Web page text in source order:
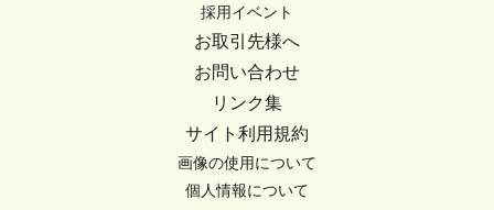
採用イベント
お取引先様へ
お問い合わせ
リンク集
サイト利用規約
画像の使用について
個人情報について